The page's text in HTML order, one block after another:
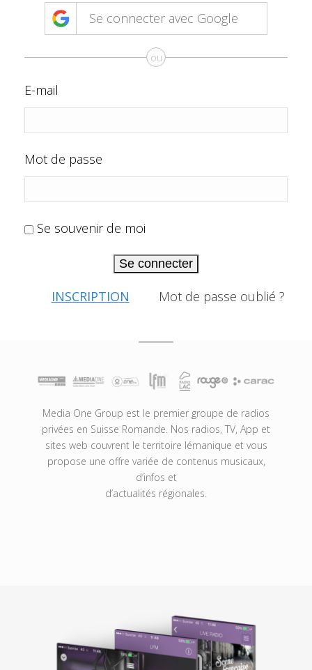
Se connecter avec Google
ou
E-mail
Mot de passe
Se souvenir de moi
Se connecter
INSCRIPTION Mot de passe oublié ?
Media One Group est le premier groupe de radios
privées en Suisse Romande. Nos radios, TV, App et
sites web couvrent le territoire lémanique et vous
propose une offre variée de contenus musicaux,
d’infos et
d’actualités régionales.